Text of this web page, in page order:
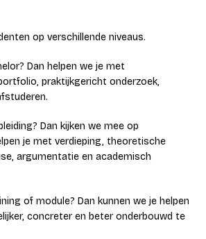
op verschillende niveaus.
Dan helpen we je met
praktijkgericht onderzoek,
Dan kijken we mee op
je met verdieping, theoretische
argumentatie en academisch
of module? Dan kunnen we je helpen
concreter en beter onderbouwd te